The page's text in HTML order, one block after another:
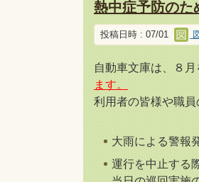
熱中症予防のた
投稿日時 : 07/01
自動車文庫は、８
ます。
利用者の皆様や職員
大雨による警報
運行を中止する